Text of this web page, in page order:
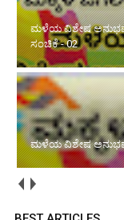
ಮಳೆಯ ವಿಶೇಷ
ಸಂಚಿಕೆ - 02
ಮಳೆಯ ವಿಶೇಷ ಅನುಭವ